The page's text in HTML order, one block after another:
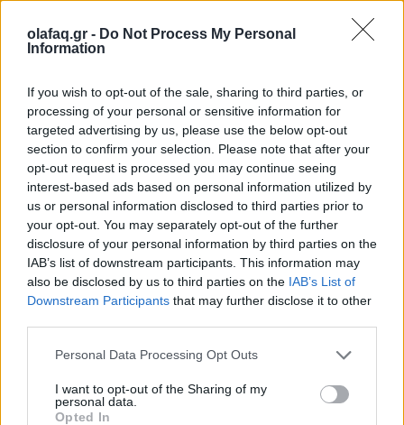
olafaq.gr - Do Not Process My Personal
Information
If you wish to opt-out of the sale, sharing to third parties, or
processing of your personal or sensitive information for
targeted advertising by us, please use the below opt-out
section to confirm your selection. Please note that after your
opt-out request is processed you may continue seeing
interest-based ads based on personal information utilized by
us or personal information disclosed to third parties prior to
your opt-out. You may separately opt-out of the further
disclosure of your personal information by third parties on the
IAB’s list of downstream participants. This information may
also be disclosed by us to third parties on the IAB’s List of
Downstream Participants that may further disclose it to other
Personal Data Processing Opt Outs
I want to opt-out of the Sharing of my
personal data.
Opted In
ενισχύουν ακόμα περισσότερο την
φαντασμαγορική ανάμειξη των δύο κόσμων.
16.12.2023